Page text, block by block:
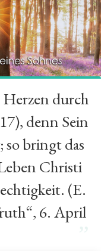
durch
denn Sein
so bringt das
Christi
(E.
6. April